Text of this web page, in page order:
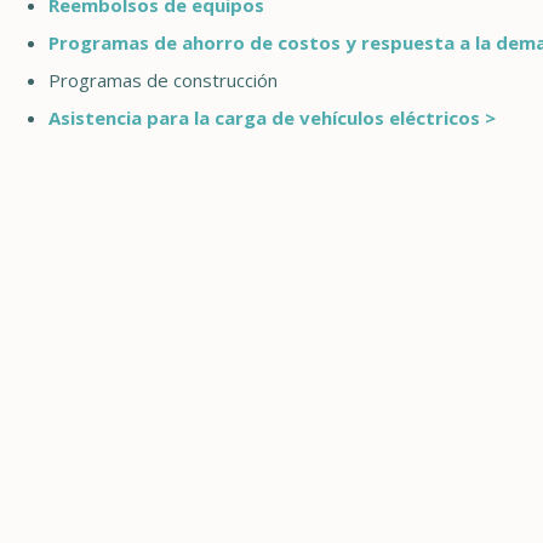
Reembolsos de equipos
Programas de ahorro de costos y respuesta a la
Programas de construcción
Asistencia para la carga de vehículos eléctricos >